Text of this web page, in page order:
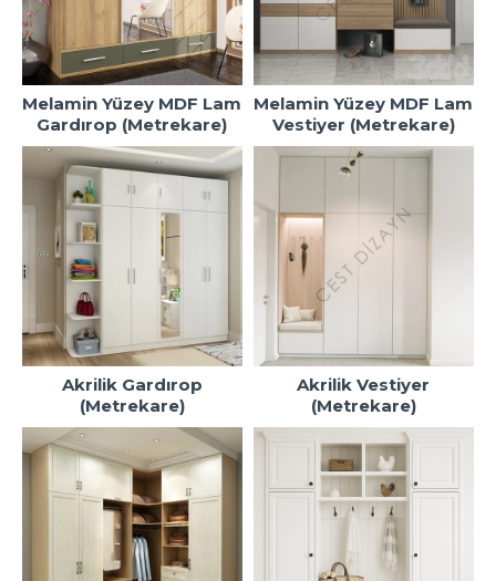
Melamin Yüzey MDF Lam
Gardırop (Metrekare)
Melamin Yüzey MDF Lam
Vestiyer (Metrekare)
Akrilik Gardırop
(Metrekare)
Akrilik Vestiyer
(Metrekare)